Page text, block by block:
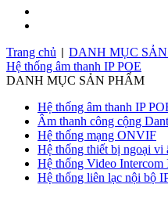
Trang chủ
DANH MỤC
Hệ thống âm thanh IP POE
DANH MỤC SẢN PHẨM
Hệ thống âm thanh IP
Âm thanh công cộng
Hệ thống mạng ONVIF
Hệ thống thiết bị ngoại vi
Hệ thống Video Intercom
Hệ thống liên lạc nội bộ